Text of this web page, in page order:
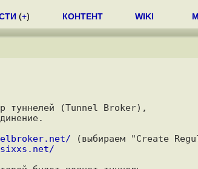
(+) КОНТЕНТ WIKI
туннелей (Tunnel Broker),
(выбираем "Create